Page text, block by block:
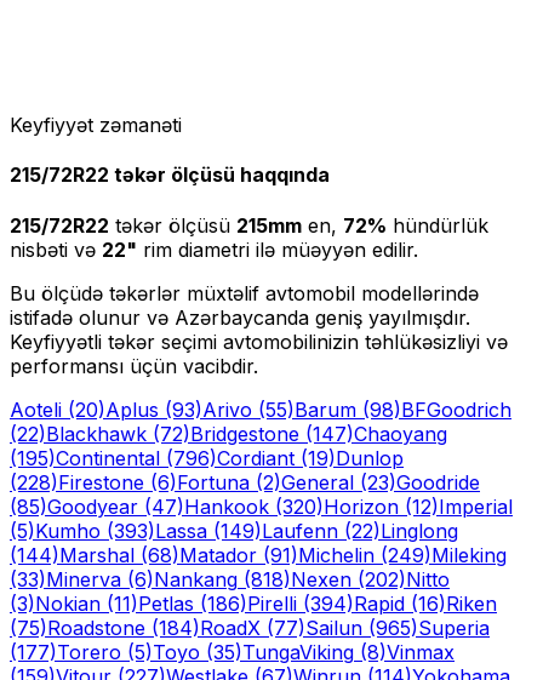
Keyfiyyət zəmanəti
215/72R22 təkər ölçüsü haqqında
215/72R22 təkər ölçüsü 215mm en, 72% hündürlük
nisbəti və 22" rim diametri ilə müəyyən edilir.
Bu ölçüdə təkərlər müxtəlif avtomobil modellərində
istifadə olunur və Azərbaycanda geniş yayılmışdır.
Keyfiyyətli təkər seçimi avtomobilinizin təhlükəsizliyi və
performansı üçün vacibdir.
Aoteli (20)Aplus (93)Arivo (55)Barum (98)BFGoodrich
(22)Blackhawk (72)Bridgestone (147)Chaoyang
(195)Continental (796)Cordiant (19)Dunlop
(228)Firestone (6)Fortuna (2)General (23)Goodride
(85)Goodyear (47)Hankook (320)Horizon (12)Imperial
(5)Kumho (393)Lassa (149)Laufenn (22)Linglong
(144)Marshal (68)Matador (91)Michelin (249)Mileking
(33)Minerva (6)Nankang (818)Nexen (202)Nitto
(3)Nokian (11)Petlas (186)Pirelli (394)Rapid (16)Riken
(75)Roadstone (184)RoadX (77)Sailun (965)Superia
(177)Torero (5)Toyo (35)TungaViking (8)Vinmax